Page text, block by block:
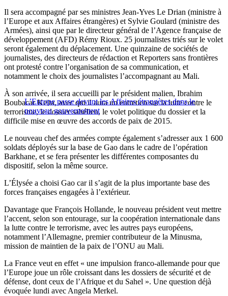
Il sera accompagné par ses ministres Jean-Yves Le Drian (ministre à
l’Europe et aux Affaires étrangères) et Sylvie Goulard (ministre des
Armées), ainsi que par le directeur général de l’Agence française de
développement (AFD) Rémy Rioux. 25 journalistes triés sur le volet
seront également du déplacement. Une quinzaine de sociétés de
journalistes, des directeurs de rédaction et Reporters sans frontières
ont protesté contre l’organisation de sa communication, et
notamment le choix des journalistes l’accompagnant au Mali.
L’Europe passe devant les Affaires étrangères dans le
nouveau gouvernement
À son arrivée, il sera accueilli par le président malien, Ibrahim
Boubacar Keïta, avec qui il aura un entretien sur la lutte contre le
terrorisme, le dossier sahélien, le volet politique du dossier et la
difficile mise en œuvre des accords de paix de 2015.
Le nouveau chef des armées compte également s’adresser aux 1 600
soldats déployés sur la base de Gao dans le cadre de l’opération
Barkhane, et se fera présenter les différentes composantes du
dispositif, selon la même source.
L’Élysée a choisi Gao car il s’agit de la plus importante base des
forces françaises engagées à l’extérieur.
Davantage que François Hollande, le nouveau président veut mettre
l’accent, selon son entourage, sur la coopération internationale dans
la lutte contre le terrorisme, avec les autres pays européens,
notamment l’Allemagne, premier contributeur de la Minusma,
mission de maintien de la paix de l’ONU au Mali.
La France veut en effet « une impulsion franco-allemande pour que
l’Europe joue un rôle croissant dans les dossiers de sécurité et de
défense, dont ceux de l’Afrique et du Sahel ». Une question déjà
évoquée lundi avec Angela Merkel.